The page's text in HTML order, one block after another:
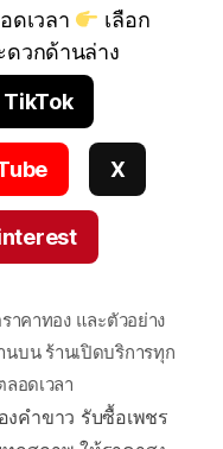
ดเวลา
เลือก
วกด้านล่าง
TikTok
X
าคาทอง และตัวอย่าง
นบน ร้านเปิดบริการทุก
อดเวลา
งคำขาว รับซื้อเพชร